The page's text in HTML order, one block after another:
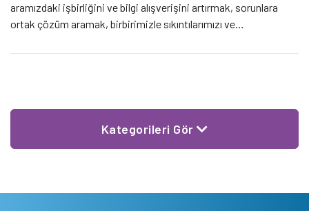
aramızdaki işbirliğini ve bilgi alışverişini artırmak, sorunlara
ortak çözüm aramak, birbirimizle sıkıntılarımızı ve
Kategorileri Gör